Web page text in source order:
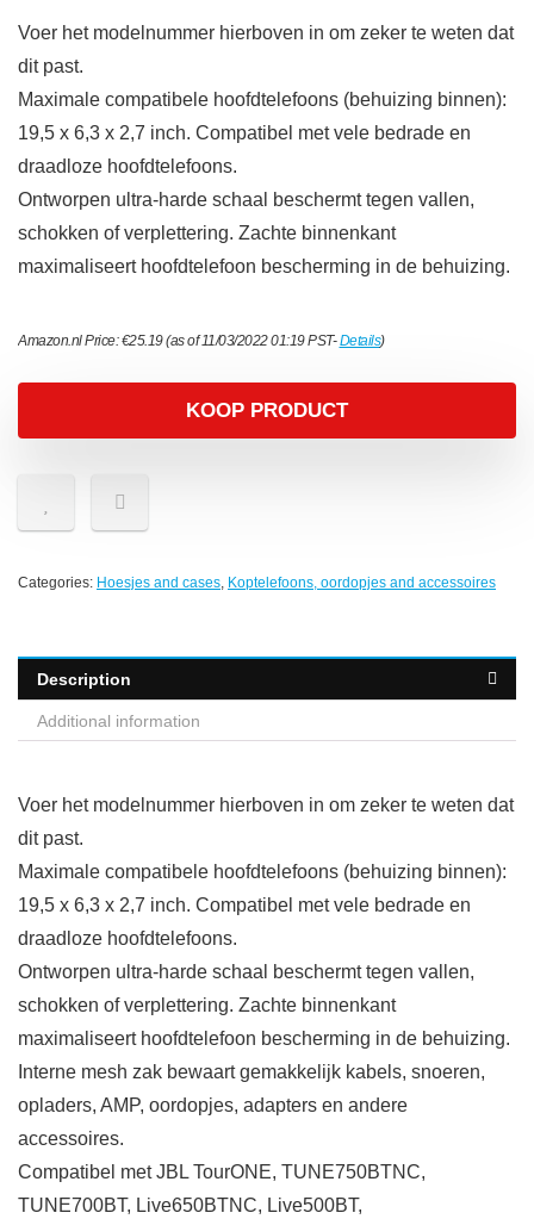
Voer het modelnummer hierboven in om zeker te weten dat
dit past.
Maximale compatibele hoofdtelefoons (behuizing binnen):
19,5 x 6,3 x 2,7 inch. Compatibel met vele bedrade en
draadloze hoofdtelefoons.
Ontworpen ultra-harde schaal beschermt tegen vallen,
schokken of verplettering. Zachte binnenkant
maximaliseert hoofdtelefoon bescherming in de behuizing.
Amazon.nl Price:€25.19(as of 11/03/2022 01:19 PST-Details)
KOOP PRODUCT
Categories: Hoesjes and cases, Koptelefoons, oordopjes and accessoires
Description
Additional information
Voer het modelnummer hierboven in om zeker te weten dat
dit past.
Maximale compatibele hoofdtelefoons (behuizing binnen):
19,5 x 6,3 x 2,7 inch. Compatibel met vele bedrade en
draadloze hoofdtelefoons.
Ontworpen ultra-harde schaal beschermt tegen vallen,
schokken of verplettering. Zachte binnenkant
maximaliseert hoofdtelefoon bescherming in de behuizing.
Interne mesh zak bewaart gemakkelijk kabels, snoeren,
opladers, AMP, oordopjes, adapters en andere
accessoires.
Compatibel met JBL TourONE, TUNE750BTNC,
TUNE700BT, Live650BTNC, Live500BT,